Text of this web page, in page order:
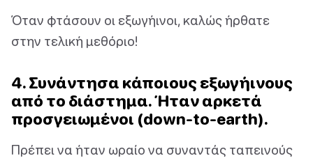
Όταν φτάσουν οι εξωγήινοι, καλώς ήρθατε
στην τελική μεθόριο!
4. Συνάντησα κάποιους εξωγήινους
από το διάστημα. Ήταν αρκετά
προσγειωμένοι (down-to-earth).
Πρέπει να ήταν ωραίο να συναντάς ταπεινούς